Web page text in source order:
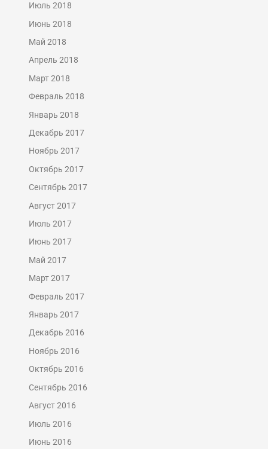
Июль 2018
Июнь 2018
Май 2018
Апрель 2018
Март 2018
Февраль 2018
Январь 2018
Декабрь 2017
Ноябрь 2017
Октябрь 2017
Сентябрь 2017
Август 2017
Июль 2017
Июнь 2017
Май 2017
Март 2017
Февраль 2017
Январь 2017
Декабрь 2016
Ноябрь 2016
Октябрь 2016
Сентябрь 2016
Август 2016
Июль 2016
Июнь 2016